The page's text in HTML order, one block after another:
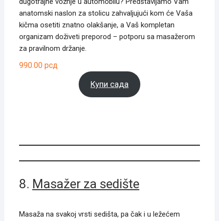
anatomski naslon za stolicu zahvaljujući kom će Vaša
kičma osetiti znatno olakšanje, a Vaš kompletan
organizam doživeti preporod – potporu sa masažerom
za pravilnom držanje.
990.00 рсд
Купи сада
8. Masažer za sedište
Masaža na svakoj vrsti sedišta, pa čak i u ležećem